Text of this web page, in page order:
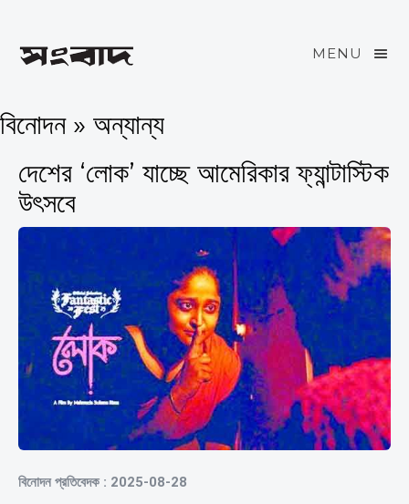
MENU
বিনোদন » অন্যান্য
দেশের ‘লোক’ যাচ্ছে আমেরিকার ফ্যান্টাস্টিক
উৎসবে
বিনোদন প্রতিবেদক : 2025-08-28